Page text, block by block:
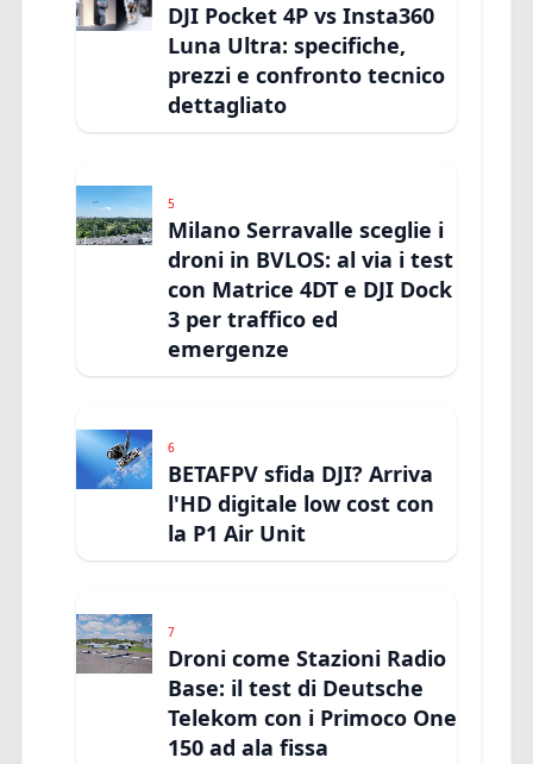
DJI Pocket 4P vs Insta360
Luna Ultra: specifiche,
prezzi e confronto tecnico
dettagliato
5
Milano Serravalle sceglie i
droni in BVLOS: al via i test
con Matrice 4DT e DJI Dock
3 per traffico ed
emergenze
6
BETAFPV sfida DJI? Arriva
l'HD digitale low cost con
la P1 Air Unit
7
Droni come Stazioni Radio
Base: il test di Deutsche
Telekom con i Primoco One
150 ad ala fissa